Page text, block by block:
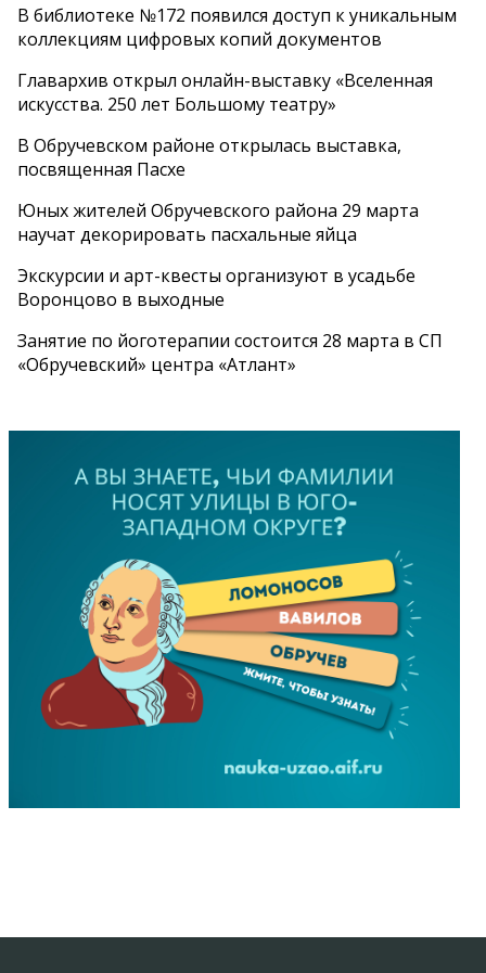
В библиотеке №172 появился доступ к уникальным
коллекциям цифровых копий документов
Главархив открыл онлайн-выставку «Вселенная
искусства. 250 лет Большому театру»
В Обручевском районе открылась выставка,
посвященная Пасхе
Юных жителей Обручевского района 29 марта
научат декорировать пасхальные яйца
Экскурсии и арт-квесты организуют в усадьбе
Воронцово в выходные
Занятие по йоготерапии состоится 28 марта в СП
«Обручевский» центра «Атлант»